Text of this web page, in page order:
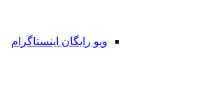
ویو رایگان اینستاگرام